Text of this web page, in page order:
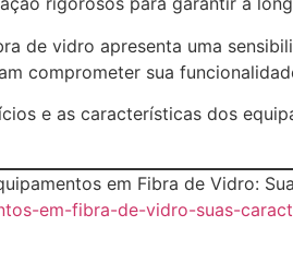
de vidro apresenta uma
comprometer sua
e as características dos
em Fibra de Vidro:
em-fibra-de-vidro-suas-